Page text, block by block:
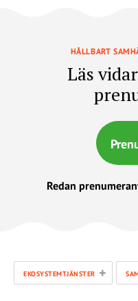
HÅLLBART
Läs
Redan
EKOSYSTEMTJÄNSTER +